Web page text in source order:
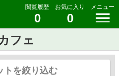
閲覧履歴
0
お気に入り
0
メニュー
フェ
トを絞り込む